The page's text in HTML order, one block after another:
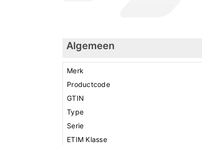
Algemeen
Merk
Productcode
GTIN
Type
Serie
ETIM Klasse